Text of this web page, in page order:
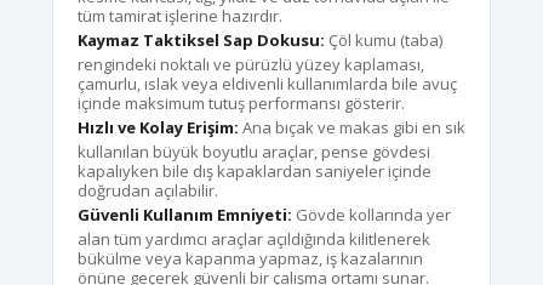
tüm tamirat işlerine hazırdır.
Kaymaz Taktiksel Sap Dokusu: Çöl kumu (taba)
rengindeki noktalı ve pürüzlü yüzey kaplaması,
çamurlu, ıslak veya eldivenli kullanımlarda bile avuç
içinde maksimum tutuş performansı gösterir.
Hızlı ve Kolay Erişim: Ana bıçak ve makas gibi en sık
kullanılan büyük boyutlu araçlar, pense gövdesi
kapalıyken bile dış kapaklardan saniyeler içinde
doğrudan açılabilir.
Güvenli Kullanım Emniyeti: Gövde kollarında yer
alan tüm yardımcı araçlar açıldığında kilitlenerek
bükülme veya kapanma yapmaz, iş kazalarının
önüne geçerek güvenli bir çalışma ortamı sunar.